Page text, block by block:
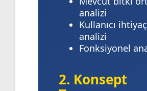
analizi
Kullanıcı ihtiyaç
analizi
Fonksiyonel
2. Konsept